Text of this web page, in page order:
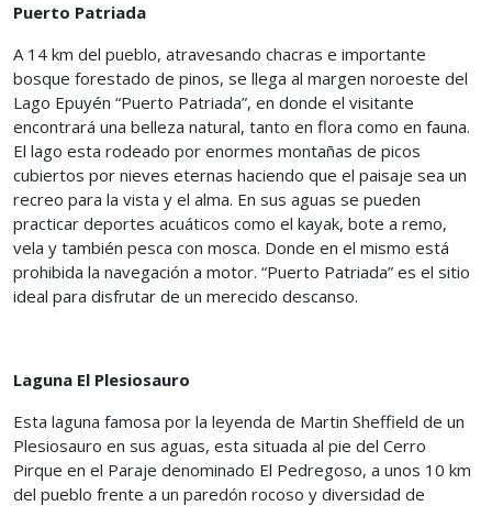
Puerto Patriada
A 14 km del pueblo, atravesando chacras e importante
bosque forestado de pinos, se llega al margen noroeste del
Lago Epuyén “Puerto Patriada”, en donde el visitante
encontrará una belleza natural, tanto en flora como en fauna.
El lago esta rodeado por enormes montañas de picos
cubiertos por nieves eternas haciendo que el paisaje sea un
recreo para la vista y el alma. En sus aguas se pueden
practicar deportes acuáticos como el kayak, bote a remo,
vela y también pesca con mosca. Donde en el mismo está
prohibida la navegación a motor. “Puerto Patriada” es el sitio
ideal para disfrutar de un merecido descanso.
Laguna El Plesiosauro
Esta laguna famosa por la leyenda de Martin Sheffield de un
Plesiosauro en sus aguas, esta situada al pie del Cerro
Pirque en el Paraje denominado El Pedregoso, a unos 10 km
del pueblo frente a un paredón rocoso y diversidad de